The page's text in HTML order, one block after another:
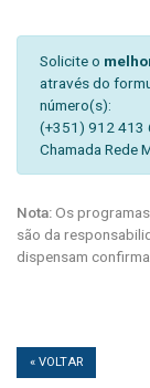
Solicite o
através do
número(s):
(+351) 912 413
Chamada Rede
Nota:Os
são da
dispensam
« VOLTAR